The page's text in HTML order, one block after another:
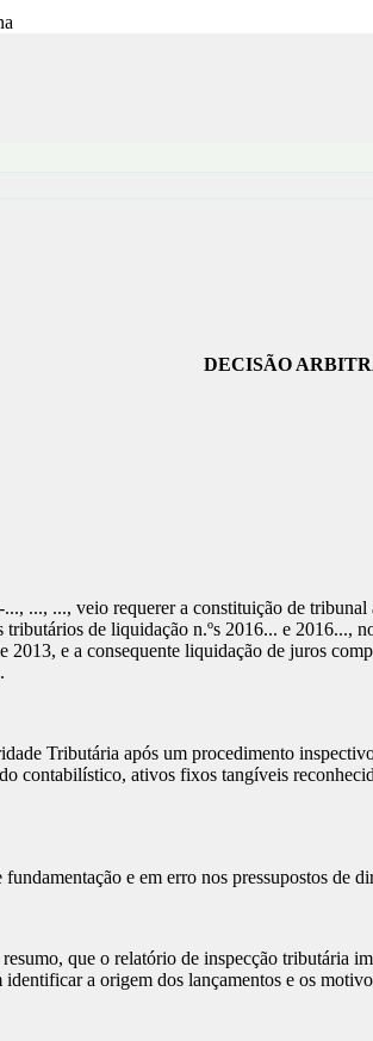
DECISÃO
..., ..., veio requerer a constituição de
de liquidação n.ºs 2016... e
2013, e a consequente liquidação de juros
Tributária após um procedimento
contabilístico, ativos fixos tangíveis
e em erro nos pressupostos de
que o relatório de inspecção tributária
a origem dos lançamentos e os